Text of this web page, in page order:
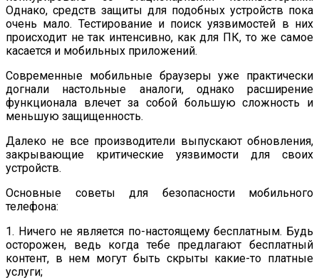
Однако, средств защиты для подобных устройств пока
очень мало. Тестирование и поиск уязвимостей в них
происходит не так интенсивно, как для ПК, то же самое
касается и мобильных приложений.
Современные мобильные браузеры уже практически
догнали настольные аналоги, однако расширение
функционала влечет за собой большую сложность и
меньшую защищенность.
Далеко не все производители выпускают обновления,
закрывающие критические уязвимости для своих
устройств.
Основные советы для безопасности мобильного
телефона:
1. Ничего не является по-настоящему бесплатным. Будь
осторожен, ведь когда тебе предлагают бесплатный
контент, в нем могут быть скрыты какие-то платные
услуги;